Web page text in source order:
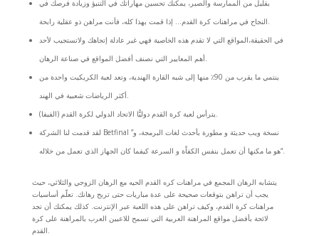
بقليل من الممارسة والصبر، يمكنك تحسين مهاراتك في التنبؤ وزيادة فرصك في
النجاح في مراهنات كرة القدم… إذا قمت بهذا كله، فأنت مراهن ذو عقلية رابحة.
في الحقيقة،المواقع التي لا تقدم هذه الخاصية فهي غير عادلة إتجاهك ولاتستجيب لأحد
أهم المعايير التي نصنف أفضل المواقع في صناعة الرهان.
ينتمي ما يقرب من 90٪ منها إلى شبه القارة الهندية، وتعد لعبة الكريكيت واحدة من
أكثر الرياضات شعبية في الهند.
يترأس لعبة كرة القدم دوليًّا الاتحاد الدولي لكرة القدم (الفيفا).
لقد قدمت لنا الشركة Betfinal نسخة ويب حديثة و مطورة بأحدث لغات البرمجة، و”
“هو ما مكنها أن تعمل بنفس الكفاْة و السرعة كيفما كان الجهاز الذي تعمل من خلاله.
يتشابه الرهان المجمع في مراهنات كره القدم الحيه مع الرهان الزوجي والثلاثي، حيث
يجب أن تراهن بتوقعات صحيحة على عدة مباريات حتى تربح رهانك. تعلّم أساسيات
مراهنات كرة القدم، وكيف تراهن على هذه اللعبة عبر الإنترنت. كذلك يمكنك أن تجد
لائحة بأفضل مواقع المراهنة العربية التي تسمح للاعبين العرب بالمراهنة على كرة
القدم.